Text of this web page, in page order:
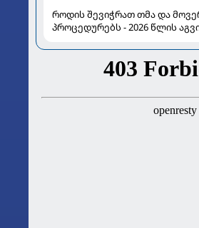
როდის შევიჭრათ თმა და
პროცედურებს - 2026 წლის